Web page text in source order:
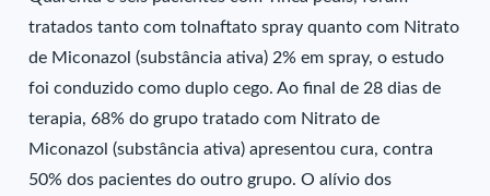
tratados tanto com tolnaftato spray quanto com Nitrato
de Miconazol (substância ativa) 2% em spray, o estudo
foi conduzido como duplo cego. Ao final de 28 dias de
terapia, 68% do grupo tratado com Nitrato de
Miconazol (substância ativa) apresentou cura, contra
50% dos pacientes do outro grupo. O alívio dos